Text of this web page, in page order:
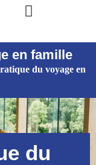
en famille
du voyage en
du